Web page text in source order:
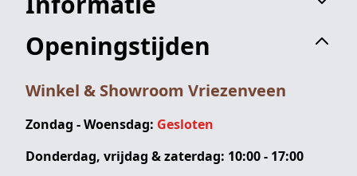
Openingstijden
Winkel & Showroom Vriezenveen
Zondag - Woensdag: Gesloten
Donderdag, vrijdag & zaterdag: 10:00 - 17:00